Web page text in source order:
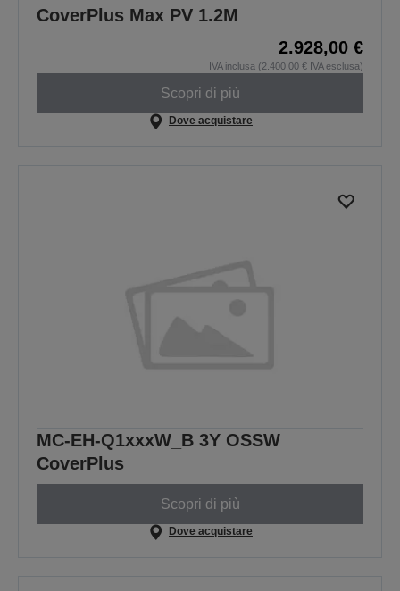
CoverPlus Max PV 1.2M
2.928,00 €
IVA inclusa (2.400,00 € IVA esclusa)
Scopri di più
Dove acquistare
MC-EH-Q1xxxW_B 3Y OSSW
CoverPlus
Scopri di più
Dove acquistare